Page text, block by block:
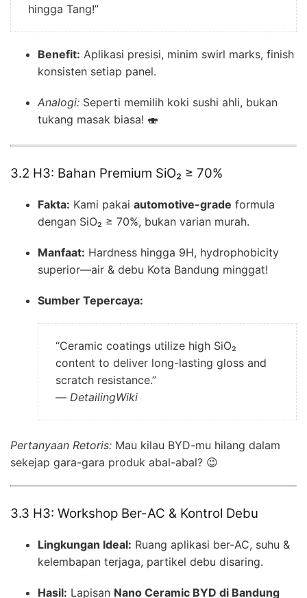
hingga Tang!”
Benefit: Aplikasi presisi, minim swirl marks, finish
konsisten setiap panel.
Analogi: Seperti memilih koki sushi ahli, bukan
tukang masak biasa! 🍣
3.2 H3: Bahan Premium SiO₂ ≥ 70%
Fakta: Kami pakai automotive-grade formula
dengan SiO₂ ≥ 70%, bukan varian murah.
Manfaat: Hardness hingga 9H, hydrophobicity
superior—air & debu Kota Bandung minggat!
Sumber Tepercaya:
“Ceramic coatings utilize high SiO₂
content to deliver long-lasting gloss and
scratch resistance.”
— DetailingWiki
Pertanyaan Retoris: Mau kilau BYD-mu hilang dalam
sekejap gara-gara produk abal-abal? 😉
3.3 H3: Workshop Ber-AC & Kontrol Debu
Lingkungan Ideal: Ruang aplikasi ber-AC, suhu &
kelembapan terjaga, partikel debu disaring.
Hasil: Lapisan Nano Ceramic BYD di Bandung